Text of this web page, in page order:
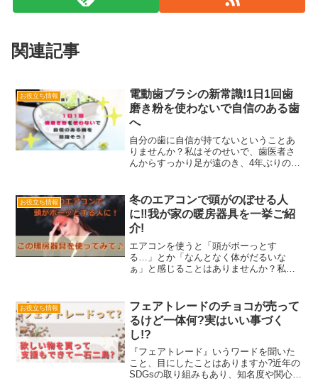
関連記事
お役立ち情報
電動歯ブラシの新常識!1日1回歯
磨き粉を使わないで自信のある歯
へ
自分の歯に自信が持てないということあ
りませんか？私はそのせいで、歯医者さ
んからすっかり足が遠のき、4年ぶりの検
それほど変わらず。物で変わらないな
ら、自分のやり方を見直さ...
お役立ち情報
冬のエアコンで頭がのぼせる人
に‼我が家の暖房器具を一挙ご紹
介!
エアコンを使うと「頭がボーっとす
る…」とか「なんとなく体がだるいな
ぁ」と感じることはありませんか？私は3
部屋は暖かくなるけど、皮膚がピリピ
リ・頭はボーっとして体がだるか...
お役立ち情報
フェアトレードのチョコが売って
るけど一体何?実はいい事づく
し!?
『フェアトレード』いうワードを聞いた
こと、目にしたことはありますか?近年の
SDGsの取り組みもあり、知名度や関心度